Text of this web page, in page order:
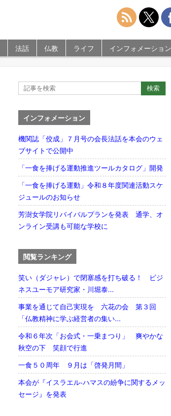
法話 仏教 ライフ インフォメーション
インフォメーション
機関誌「佼成」７月号の会長法話を本会のウェ
ブサイトで公開中
「一食を捧げる運動推進ツールカタログ」開発
「一食を捧げる運動」令和８年度関連活動スケ
ジュールのお知らせ
芳澍女学院リバイバルプランを発表 通学、オ
ンライン受講も可能な学校に
閲覧ランキング
笑い（ダジャレ）で閉塞感を打ち破る！ ビジ
ネスユーモア研究家・川堀泰...
事業を通じて自己実現を 六花の会 第３回
「仏教精神に学ぶ経営者の集い...
令和６年次「お会式・一乗まつり」 爽やかな
秋空の下 笑顔で行進
一食５０周年 ９月は「啓発月間」
本会が『イスラエル‐ハマスの紛争に関するメッ
セージ』を発表